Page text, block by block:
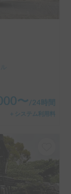
〜/24時間
＋システム利用料